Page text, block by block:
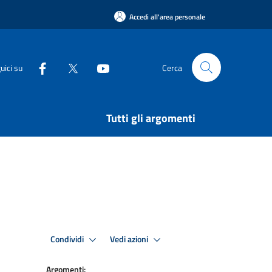
Accedi all'area personale
su Cerca
Tutti gli argomenti
Condividi Vedi azioni
Argomenti: